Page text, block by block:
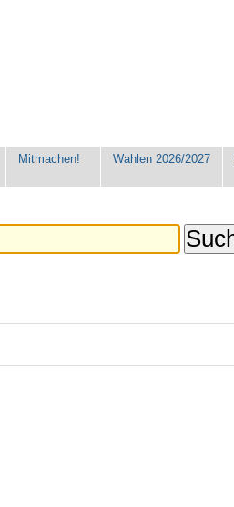
Mitmachen! Wahlen 2026/2027